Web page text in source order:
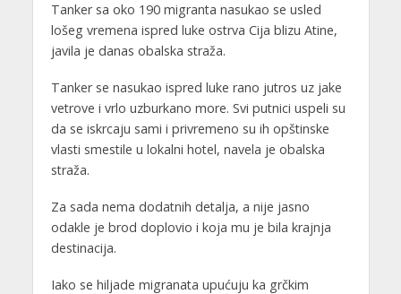
Tanker sa oko 190 migranta nasukao se usled
lošeg vremena ispred luke ostrva Cija blizu Atine,
javila je danas obalska straža.
Tanker se nasukao ispred luke rano jutros uz jake
vetrove i vrlo uzburkano more. Svi putnici uspeli su
da se iskrcaju sami i privremeno su ih opštinske
vlasti smestile u lokalni hotel, navela je obalska
straža.
Za sada nema dodatnih detalja, a nije jasno
odakle je brod doplovio i koja mu je bila krajnja
destinacija.
Iako se hiljade migranata upućuju ka grčkim